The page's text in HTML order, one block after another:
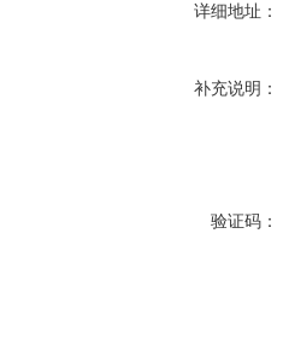
详细地址：
补充说明：
验证码：